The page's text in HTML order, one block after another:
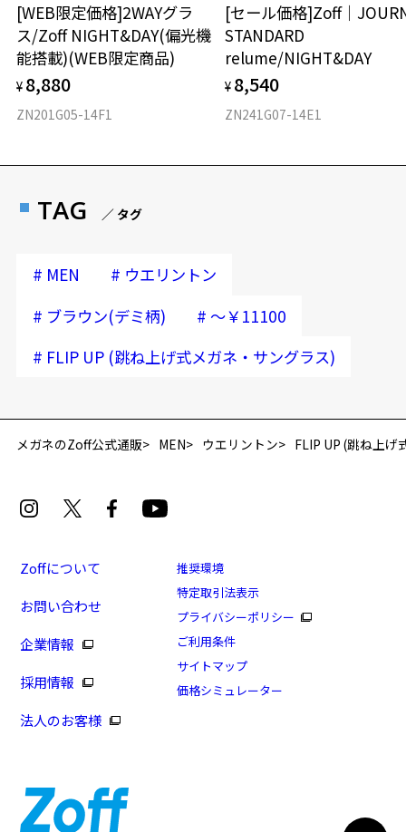
再入荷お知らせメールのお申し込み
[再値下げセール価格]存在感のある太縁フレー
ム/FLIP UP(跳ね上げ式メガネ)
商品番号：ZO241011-49A1/フレームカラー：ブラウン
(デミ柄)/単価：￥9,310
※商品が再入荷された際にメールでお知らせします。
※本サービスは商品の購入をお約束するものではありません。
[WEB限定価格]2WAYグラ
ス/Zoff NIGHT&DAY(偏光機
能搭載)(WEB限定商品)
¥ 8,880
ZN201G05-14F1
[セール価格]Zoff｜
STANDARD
relume/NIGHT&DAY
¥ 8,540
ZN241G07-14E1
TAG ／ タグ
# MEN # ウエリントン
# ブラウン(デミ柄) # ～￥11100
# FLIP UP (跳ね上げ式メガネ・サングラス)
メガネのZoff公式通販 MEN ウエリントン FLIP UP (跳ね上げ
Zoffについて
お問い合わせ
企業情報
採用情報
法人のお客様
推奨環境
特定取引法表示
プライバシーポリシー
ご利用条件
サイトマップ
価格シミュレーター